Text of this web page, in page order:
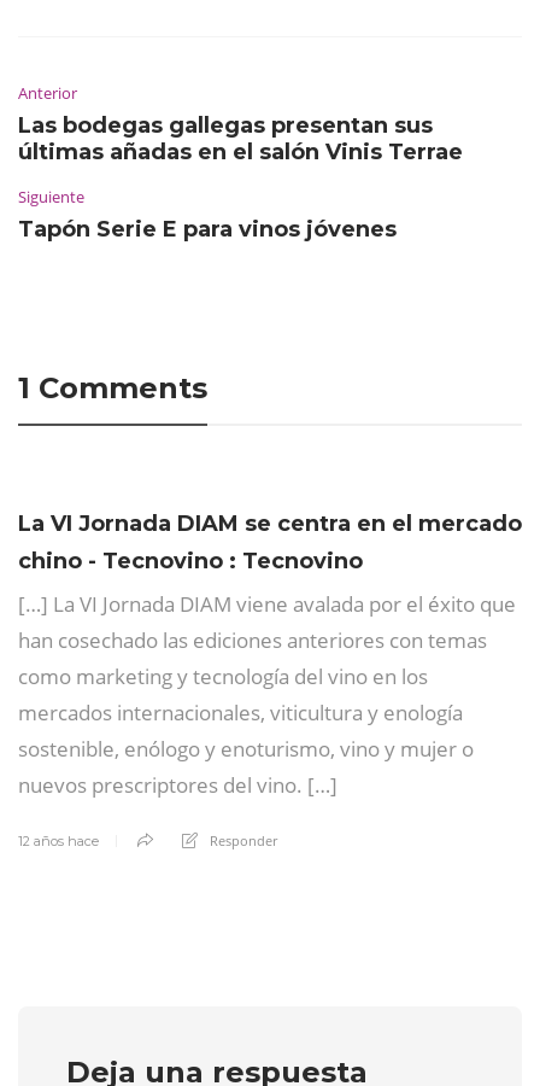
Anterior
Las bodegas gallegas presentan sus
últimas añadas en el salón Vinis Terrae
Siguiente
Tapón Serie E para vinos jóvenes
1 Comments
La VI Jornada DIAM se centra en el mercado
chino - Tecnovino : Tecnovino
[…] La VI Jornada DIAM viene avalada por el éxito que
han cosechado las ediciones anteriores con temas
como marketing y tecnología del vino en los
mercados internacionales, viticultura y enología
sostenible, enólogo y enoturismo, vino y mujer o
nuevos prescriptores del vino. […]
12 años hace Responder
Deja una respuesta